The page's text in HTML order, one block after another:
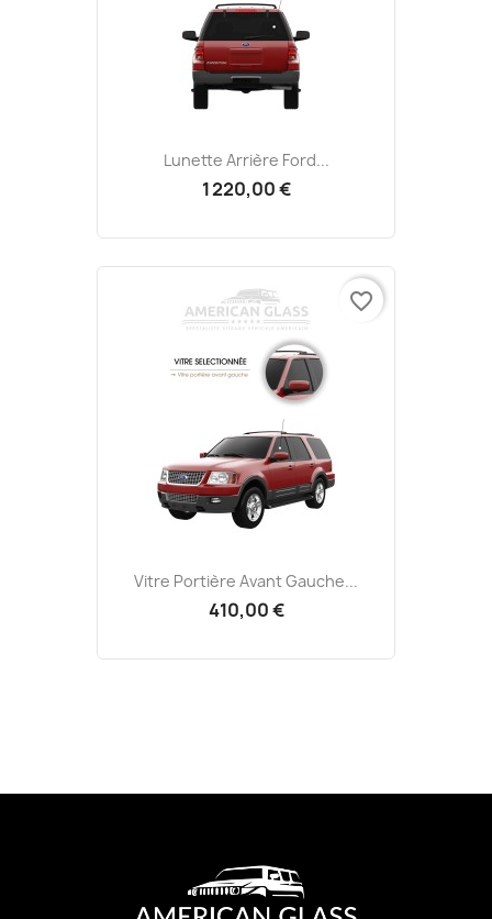
Lunette Arrière Ford...
1 220,00 €
Vitre Portière Avant Gauche...
410,00 €
favorite_border